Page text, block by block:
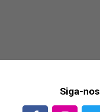
Siga-nos